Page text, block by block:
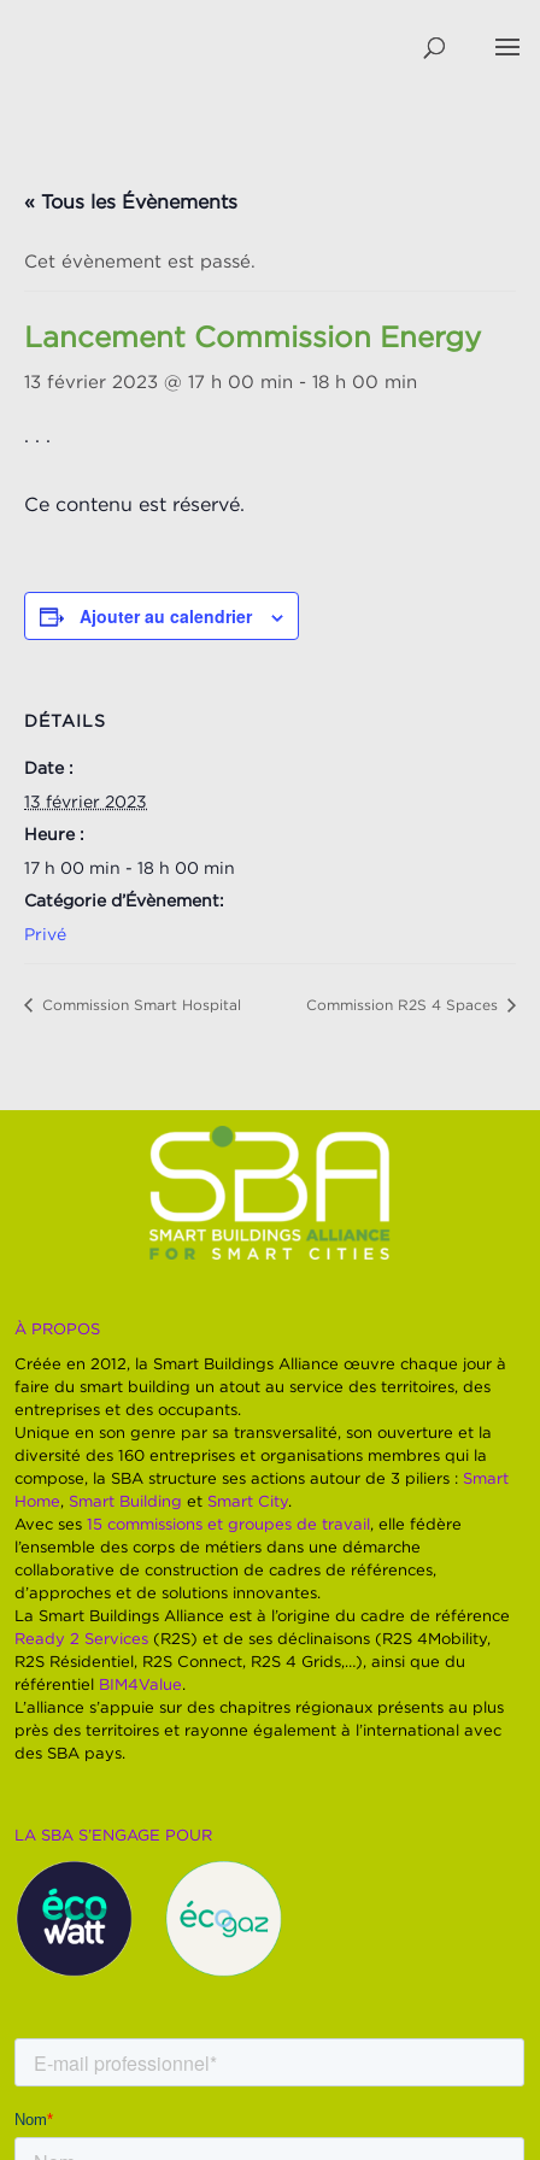
« Tous les Évènements
Cet évènement est passé.
Lancement Commission Energy
13 février 2023 @ 17 h 00 min - 18 h 00 min
. . .
Ce contenu est réservé.
Ajouter au calendrier
DÉTAILS
Date :
13 février 2023
Heure :
17 h 00 min - 18 h 00 min
Catégorie d’Évènement:
Privé
Commission Smart Hospital Commission R2S 4 Spaces
À PROPOS
Créée en 2012, la Smart Buildings Alliance œuvre chaque jour à
faire du smart building un atout au service des territoires, des
entreprises et des occupants.
Unique en son genre par sa transversalité, son ouverture et la
diversité des 160 entreprises et organisations membres qui la
compose, la SBA structure ses actions autour de 3 piliers : Smart
Home, Smart Building et Smart City.
Avec ses15 commissions et groupes de travail, elle fédère
l’ensemble des corps de métiers dans une démarche
collaborative de construction de cadres de références,
d’approches et de solutions innovantes.
La Smart Buildings Alliance est à l’origine du cadre de référence
Ready 2 Services (R2S) et de ses déclinaisons (R2S 4Mobility,
R2S Résidentiel, R2S Connect, R2S 4 Grids,…), ainsi que du
référentiel BIM4Value.
L’alliance s’appuie sur des chapitres régionaux présents au plus
près des territoires et rayonne également à l’international avec
des SBA pays.
LA SBA S’ENGAGE POUR